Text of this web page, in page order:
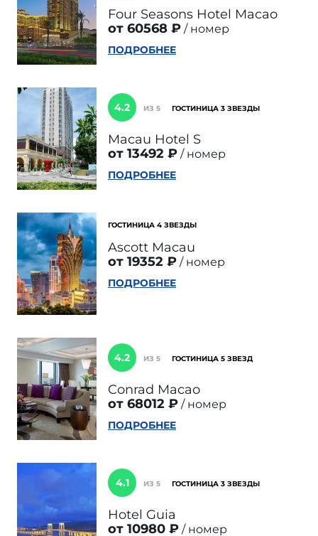
Four Seasons Hotel Macao
от 60568 ₽
номер
ПОДРОБНЕЕ
4.2 ИЗ 5 ГОСТИНИЦА 3 ЗВЕЗДЫ
Macau Hotel S
от 13492 ₽
номер
ПОДРОБНЕЕ
ГОСТИНИЦА 4 ЗВЕЗДЫ
Ascott Macau
от 19352 ₽
номер
ПОДРОБНЕЕ
4.2 ИЗ 5 ГОСТИНИЦА 5 ЗВЕЗД
Conrad Macao
от 68012 ₽
номер
ПОДРОБНЕЕ
4.1 ИЗ 5 ГОСТИНИЦА 3 ЗВЕЗДЫ
Hotel Guia
от 10980 ₽
номер